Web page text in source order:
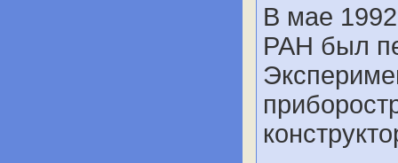
В мае 1992
РАН был